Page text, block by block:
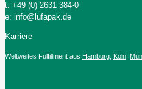
t: +49 (0) 2631 384-0
e: info@lufapak.de
Karriere
Weltweites Fulfillment aus Hamburg, Köln,